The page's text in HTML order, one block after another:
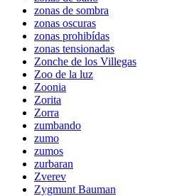
zonas de sombra
zonas oscuras
zonas prohibídas
zonas tensionadas
Zonche de los Villegas
Zoo de la luz
Zoonia
Zorita
Zorra
zumbando
zumo
zumos
zurbaran
Zverev
Zygmunt Bauman